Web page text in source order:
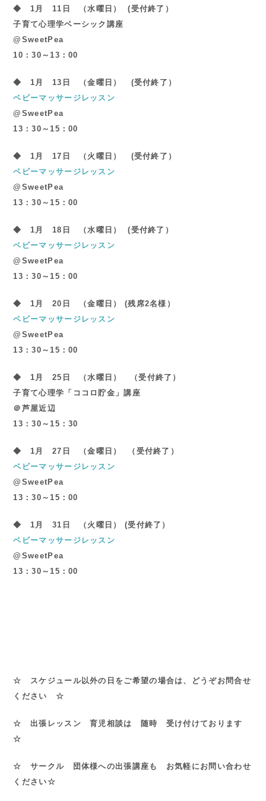
◆ 1月 11日
（水曜日） (受付終了）
子育て心理学ベーシック講座
@SweetPea
10：30～13：00
◆ 1月 13日
（金曜日） (受付終了）
ベビーマッサージレッスン
@SweetPea
13：30～15：00
◆ 1月 17日
（火曜日） (受付終了）
ベビーマッサージレッスン
@SweetPea
13：30～15：00
◆ 1月 18日
（水曜日） (受付終了）
ベビーマッサージレッスン
@SweetPea
13：30～15：00
◆ 1月 20日
（金曜日） (残席2名様）
ベビーマッサージレッスン
@SweetPea
13：30～15：00
◆ 1月 25日
（水曜日） （受付終了）
子育て心理学「ココロ貯金」講座
＠芦屋近辺
13：30～15：30
◆ 1月 27日
（金曜日） （受付終了）
ベビーマッサージレッスン
@SweetPea
13：30～15：00
◆ 1月 31日
（火曜日） (受付終了）
ベビーマッサージレッスン
@SweetPea
13：30～15：00
☆ スケジュール以外の日をご希望の場合は、どうぞお問合せ
ください ☆
☆ 出張レッスン 育児相談は 随時 受け付けております
☆
☆ サークル 団体様への出張講座も お気軽にお問い合わせ
ください☆